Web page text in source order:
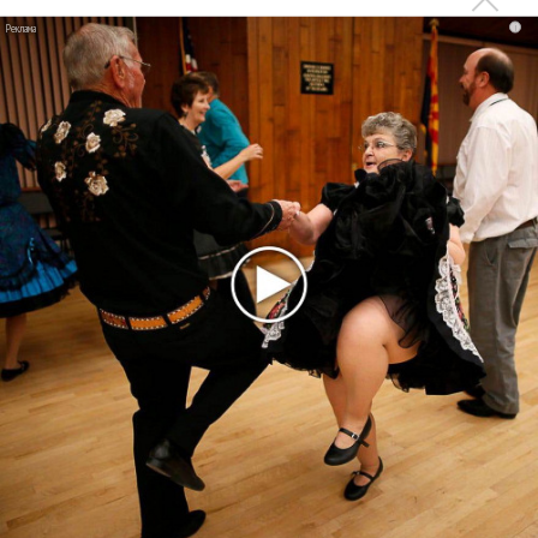
на концертах
Мадонна и Кайли Миноуг впервые записали два
фита
Karol G выпустила альбом с Дрейком и Бруно
Марсом
Максим Фадеев и Маша Ржевская перевыпустили
«Когда я стану кошкой»
Клава Кока официально вышла «Замуж»
«Элли на маковом поле», Максим Лутчак и
«Смешарики» объединились
Авраам Руссо выпустил две солнечные песни
Сергей Сычёв - «Хит-парады в СССР. Полное
исследование»
Suno внедрил инструмент по нарушениям авторских
прав и новые водяные знаки
«Рианна работает в студии», - проговорился ее
i